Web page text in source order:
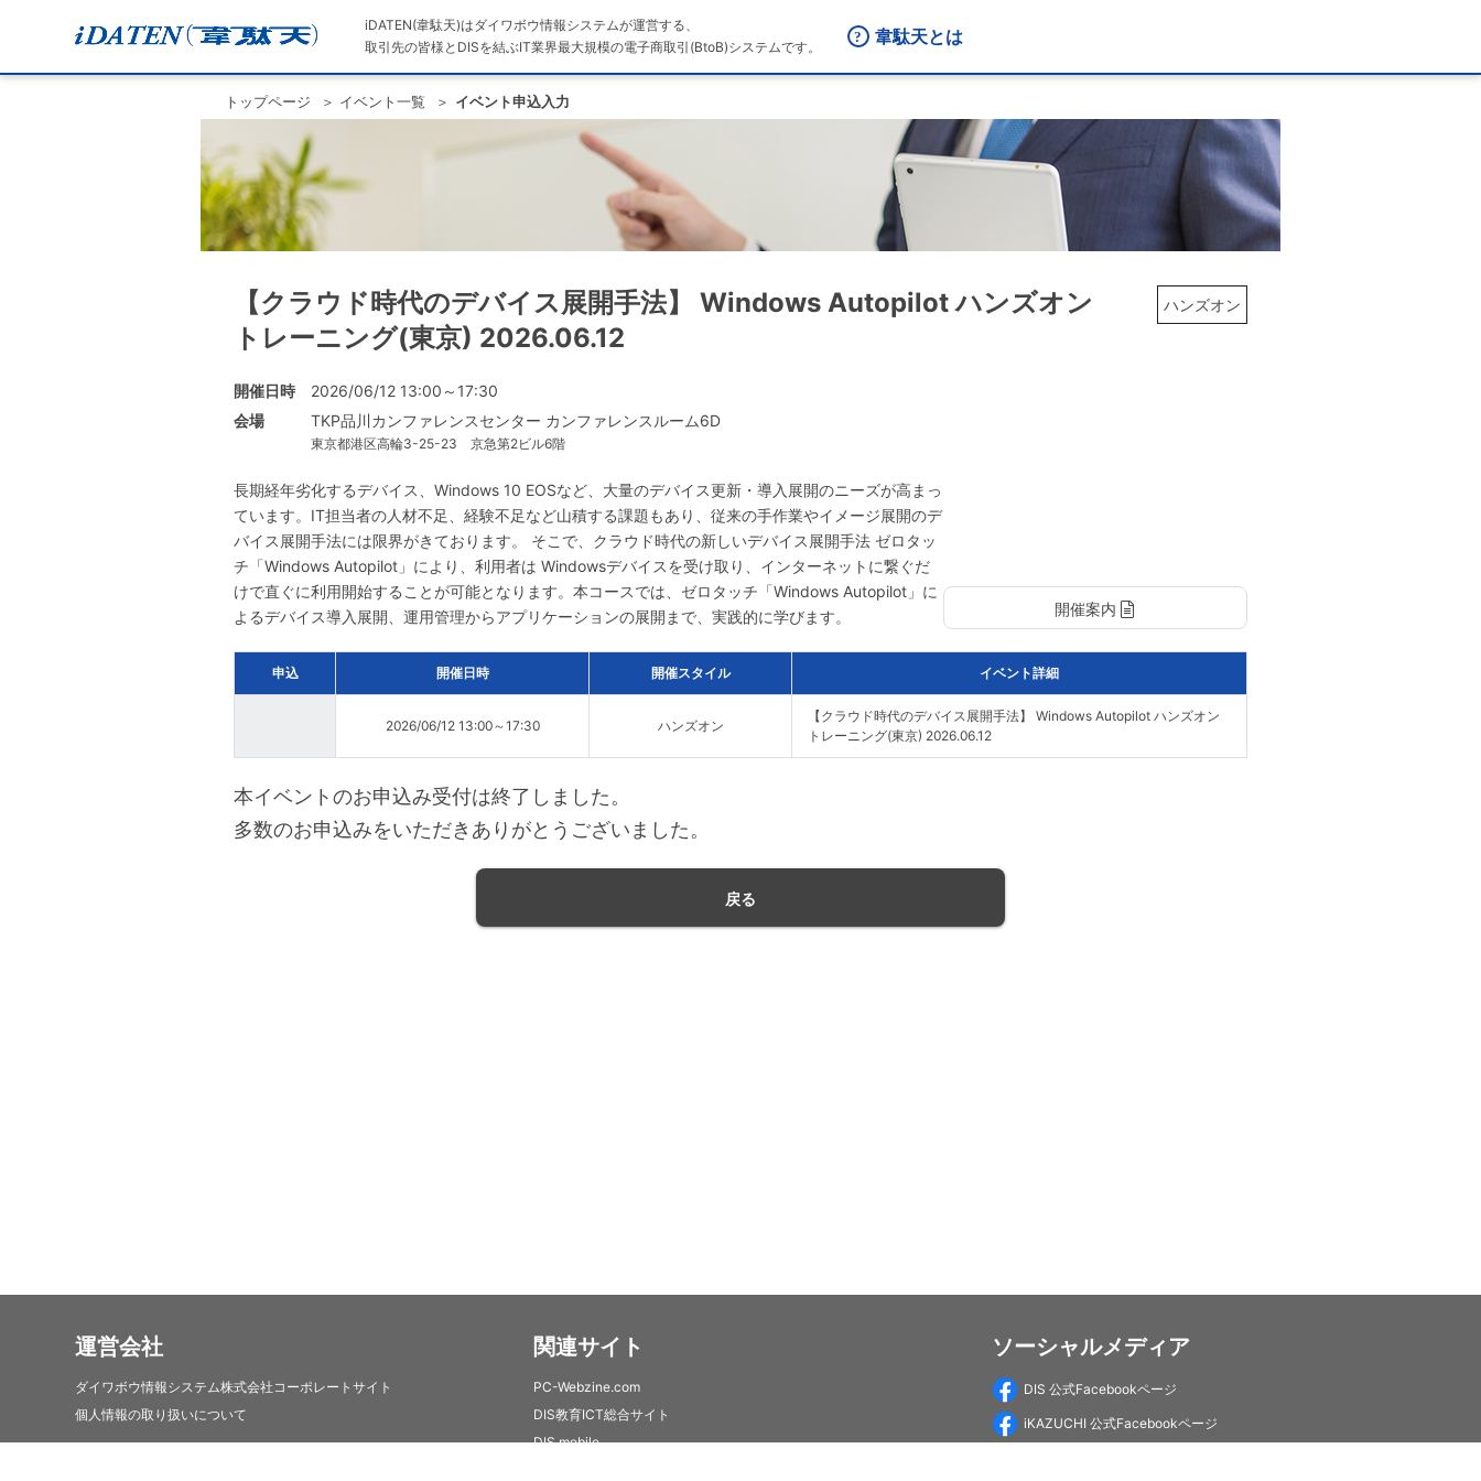
iDATEN(韋駄天)はダイワボウ情報システムが運営する、
取引先の皆様とDISを結ぶIT業界最大規模の電子商取引(BtoB)システムです。
韋駄天とは
トップページ イベント一覧 イベント申込入力
ハンズオン
【クラウド時代のデバイス展開手法】 Windows Autopilot ハンズオン
トレーニング(東京) 2026.06.12
開催日時
2026/06/12 13:00～17:30
会場
TKP品川カンファレンスセンター カンファレンスルーム6D
東京都港区高輪3-25-23 京急第2ビル6階
長期経年劣化するデバイス、Windows 10 EOSなど、大量のデバイス更新・導入展開のニーズが高まっ
ています。IT担当者の人材不足、経験不足など山積する課題もあり、従来の手作業やイメージ展開のデ
バイス展開手法には限界がきております。 そこで、クラウド時代の新しいデバイス展開手法 ゼロタッ
チ「Windows Autopilot」により、利用者は Windowsデバイスを受け取り、インターネットに繋ぐだ
けで直ぐに利用開始することが可能となります。本コースでは、ゼロタッチ「Windows Autopilot」に
よるデバイス導入展開、運用管理からアプリケーションの展開まで、実践的に学びます。
開催案内
申込 開催日時 開催スタイル イベント詳細
2026/06/12 13:00～17:30 ハンズオン
【クラウド時代のデバイス展開手法】 Windows Autopilot ハンズオン
トレーニング(東京) 2026.06.12
本イベントのお申込み受付は終了しました。
多数のお申込みをいただきありがとうございました。
戻る
運営会社
ダイワボウ情報システム株式会社コーポレートサイト
個人情報の取り扱いについて
関連サイト
PC-Webzine.com
DIS教育ICT総合サイト
DIS mobile
ソーシャルメディア
DIS 公式Facebookページ
iKAZUCHI 公式Facebookページ